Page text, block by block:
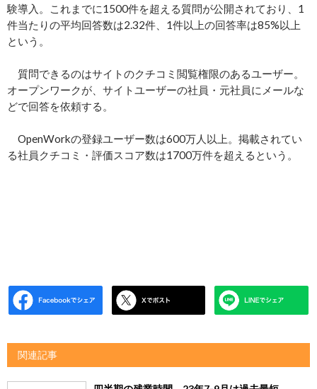
験導入。これまでに1500件を超える質問が公開されており、1
件当たりの平均回答数は2.32件、1件以上の回答率は85%以上
という。
質問できるのはサイトのクチコミ閲覧権限のあるユーザー。
オープンワークが、サイトユーザーの社員・元社員にメールな
どで回答を依頼する。
OpenWorkの登録ユーザー数は600万人以上。掲載されてい
る社員クチコミ・評価スコア数は1700万件を超えるという。
関連記事